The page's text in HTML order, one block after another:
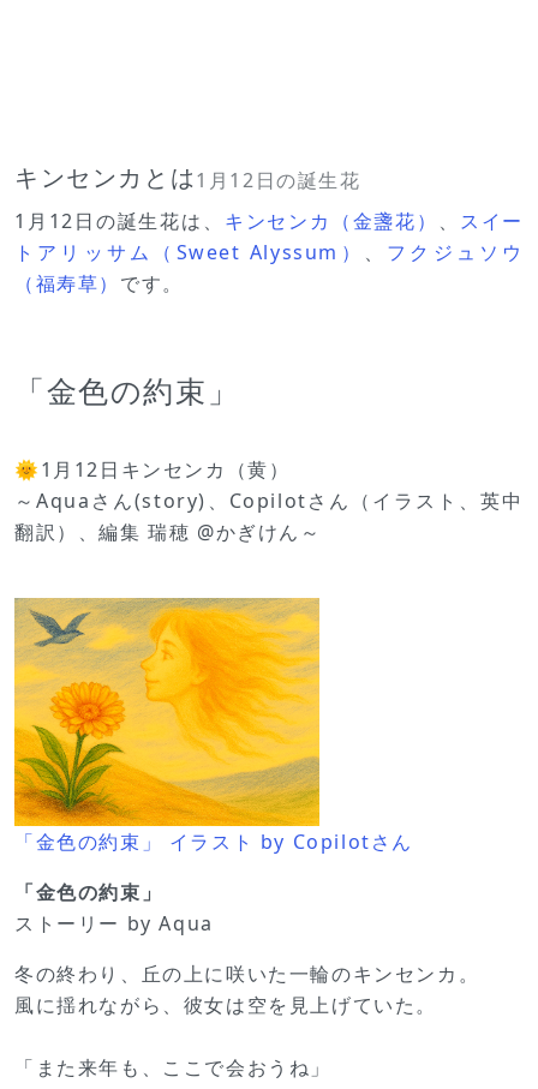
キンセンカとは1月12日の誕生花
1月12日の誕生花は、 キンセンカ（金盞花） 、 スイー
トアリッサム（Sweet Alyssum） 、 フクジュソウ
（福寿草） です。
「金色の約束」
🌞1月12日キンセンカ（黄）
～Aquaさん(story)、Copilotさん（イラスト、英中
翻訳）、編集 瑞穂 @かぎけん～
「金色の約束」 イラスト by Copilotさん
「金色の約束」
ストーリー by Aqua
冬の終わり、丘の上に咲いた一輪のキンセンカ。
風に揺れながら、彼女は空を見上げていた。
「また来年も、ここで会おうね」